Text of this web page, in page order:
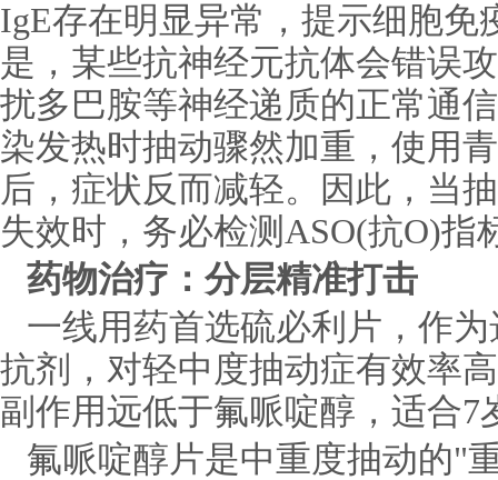
IgE存在明显异常，提示细胞免
是，某些抗神经元抗体会错误
扰多巴胺等神经递质的正常通
染发热时抽动骤然加重，使用
后，症状反而减轻。因此，当
失效时，务必检测ASO(抗O)指
药物治疗：分层精准打击
一线用药首选硫必利片，作
抗剂，对轻中度抽动症有效率
副作用远低于氟哌啶醇，适合7
氟哌啶醇片是中重度抽动的"